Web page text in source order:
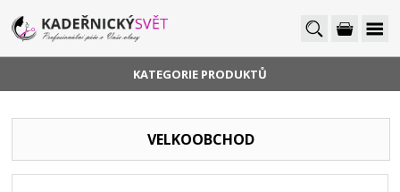
KATEGORIE PRODUKTŮ
VELKOOBCHOD